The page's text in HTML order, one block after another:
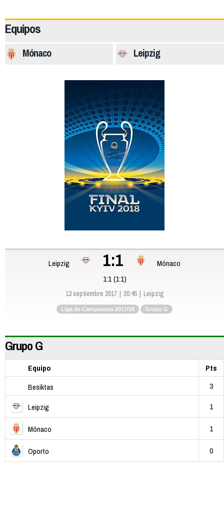
Equipos
Leipzig
Mónaco
Leipzig 1:1
Mónaco
1:1 (1:1)
13 septiembre 2017 20:45 Leipzig
Liga de Campeones 2017/18 Grupo G
Grupo G
Equipo
Pts
Besiktas
3
Leipzig 1
Mónaco 1
Oporto 0